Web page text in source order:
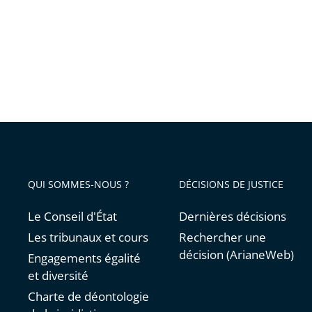
QUI SOMMES-NOUS ?
Le Conseil d'État
Les tribunaux et cours
Engagements égalité
et diversité
Charte de déontologie
DÉCISIONS DE JUSTICE
Dernières décisions
Rechercher une
décision (ArianeWeb)